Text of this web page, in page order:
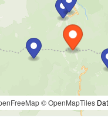
© OpenMapTiles